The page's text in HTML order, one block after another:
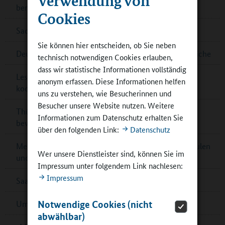
Cookies
Sie können hier entscheiden, ob Sie neben
technisch notwendigen Cookies erlauben,
dass wir statistische Informationen vollständig
anonym erfassen. Diese Informationen helfen
uns zu verstehen, wie Besucherinnen und
Besucher unsere Website nutzen. Weitere
Informationen zum Datenschutz erhalten Sie
über den folgenden Link:
Datenschutz
Wer unsere Dienstleister sind, können Sie im
Impressum unter folgendem Link nachlesen:
Impressum
Notwendige Cookies (nicht
abwählbar)
benannt
Sachsen-Anhalt: Außerschulische Lernorte
Deutsche Sportjugend: Online-Umfrage für Jugendliche
Lesetipp: Raum- und Flächengestaltung im
kooperativen Ganztag
Thüringen: Preis für Schulbibliotheken – jetzt noch
bewerben!
Mecklenburg-Vorpommern: Kontaktbörsen für Schulen
und Partner
Saarländischer Ernährungspreis – jetzt bewerben!
Umfrage zur Schulverpflegung in Cottbus